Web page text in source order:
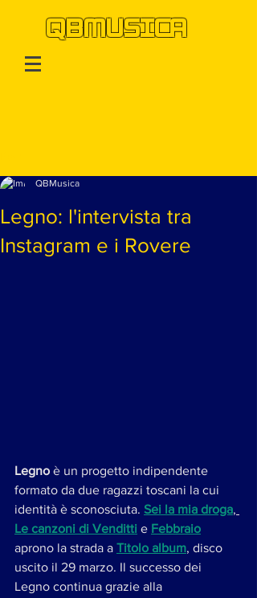
QBMUSICA
Legno: l'intervista tra
Instagram e i Rovere
QBMusica
Legno è un progetto indipendente
formato da due ragazzi toscani la cui
identità è sconosciuta. Sei la mia droga,
Le canzoni di Venditti e Febbraio
aprono la strada a Titolo album, disco
uscito il 29 marzo. Il successo dei
Legno continua grazie alla